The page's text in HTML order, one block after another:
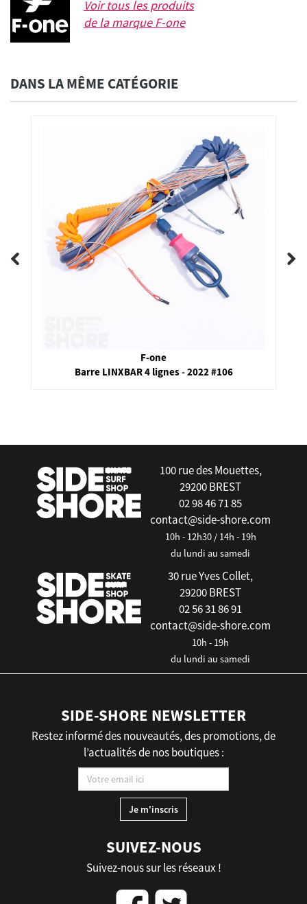
Voir tous les produits
de la marqueF-one
DANS LA MÊME CATÉGORIE
DUOTONE
Trust Bar Quad Control 2023-2024 - freeride
100 rue des Mouettes,
29200 BREST
02 98 46 71 85
contact@side-shore.com
10h - 12h30 / 14h - 19h
du lundi au samedi
30 rue Yves Collet,
29200 BREST
02 56 31 86 91
contact@side-shore.com
10h - 19h
du lundi au samedi
SIDE-SHORE NEWSLETTER
Restez informé des nouveautés, des promotions, de
l’actualités de nos boutiques :
SUIVEZ-NOUS
Suivez-nous sur les réseaux !